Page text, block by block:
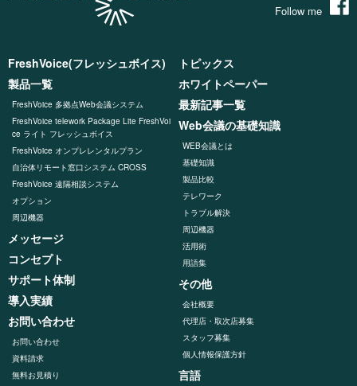
Follow me
FreshVoice(フレッシュボイス)
製品一覧
FreshVoice 多拠点Web会議システム
FreshVoice telework Package Lite FreshVoi
ce ライト フレッシュボイス
FreshVoice オンプレレンタルプラン
自治体リモート窓口システム CROSS
FreshVoice 遠隔相談システム
オプション
周辺機器
メッセージ
コンセプト
サポート体制
導入実績
お問い合わせ
お問い合わせ
資料請求
無料お見積り
トピックス
ホワイトペーパー
最新記事一覧
Web会議の基礎知識
WEB会議とは
基礎知識
製品比較
テレワーク
トラブル解決
周辺機器
活用術
用語集
その他
会社概要
代理店・取次店募集
スタッフ募集
個人情報保護方針
言語